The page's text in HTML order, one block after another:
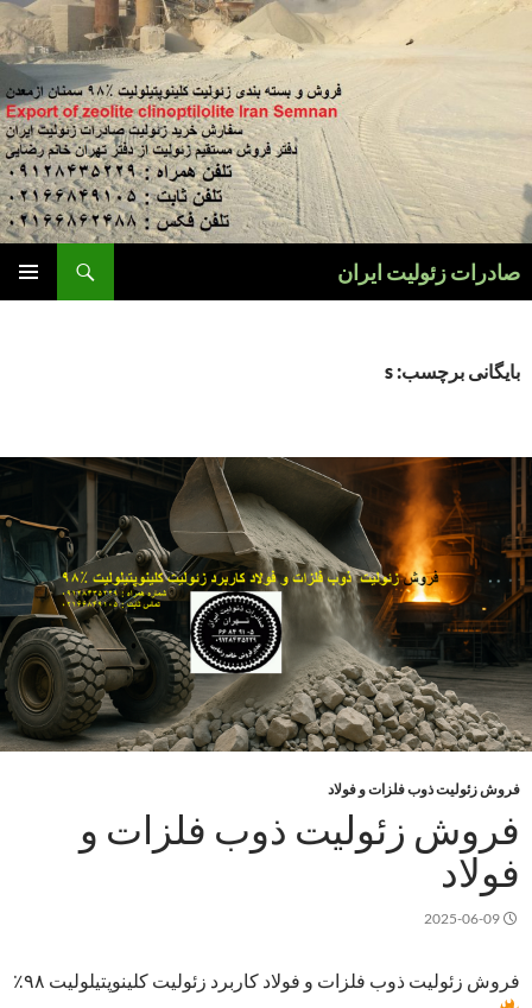
رفتن
صادرات زئولیت ایران
بایگانی برچسب: s
فروش زئولیت ذوب فلزات و فولاد
فروش زئولیت ذوب فلزات و
فولاد
2025-06-09
فروش زئولیت ذوب فلزات و فولاد کاربرد زئولیت کلینوپتیلولیت ۹۸٪